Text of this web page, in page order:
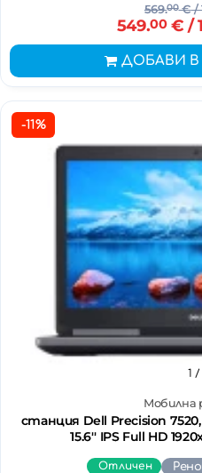
569.00€/
549.00€ /
ДОБАВИ В
-11%
Мобилна
станция Dell Precision 7520,
15.6'' IPS Full HD
1 /
Отличен